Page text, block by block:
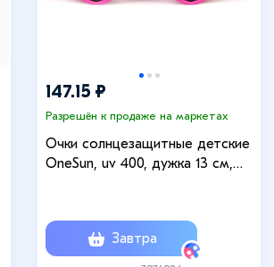
147.15 ₽
Разрешён к продаже на маркетах
Очки солнцезащитные детские
OneSun, uv 400, дужка 13 см,
Завтра